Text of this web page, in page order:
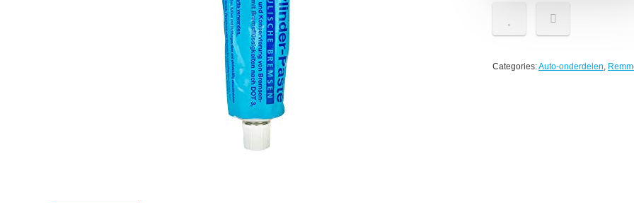
Categories:Auto-onderdelen,